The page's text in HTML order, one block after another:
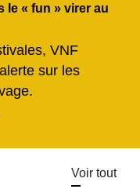
le « fun » virer au
VNF
sur les
Voir tout